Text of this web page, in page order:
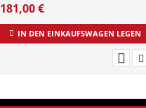
181,00€
IN DEN EINKAUFSWAGEN LEGEN